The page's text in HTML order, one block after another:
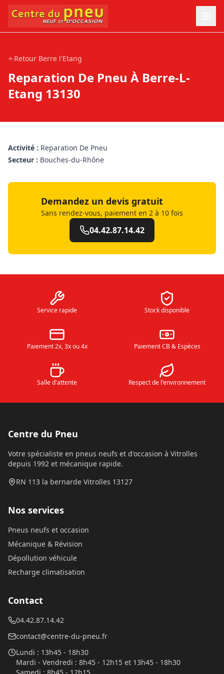
Retour Berre l'Etang
Reparation De Pneu À Berre-L-
Etang 13130
Activité : Reparation De Pneu
Secteur : Bouches-du-Rhône
Demandez un devis gratuit
Sans rendez-vous, paiement en 2 à 10 fois
04.42.87.14.42
Service rapide Stock disponible
Paiement 2x, 3x ou 4x Paiement CB & Espèces
Salle d'attente Respect de l'environnement
Centre du Pneu
Votre spécialiste en pneus neufs et d'occasion à Vitrolles
depuis 1992 et mécanique rapide.
RN 113 la bernarde Vitrolles 13127
Nos services
Pneus neufs et occasion
Mécanique & Révision
Dépollution véhicule
Recharge climatisation
Contact
04.42.87.14.42
contact@centre-du-pneu.fr
Lundi : 13h45 - 18h30
Mardi - Vendredi : 8h45 - 12h15 et 13h45 - 18h30